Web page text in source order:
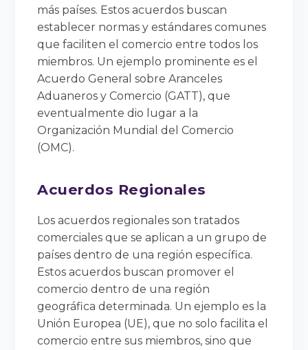
más países. Estos acuerdos buscan
establecer normas y estándares comunes
que faciliten el comercio entre todos los
miembros. Un ejemplo prominente es el
Acuerdo General sobre Aranceles
Aduaneros y Comercio (GATT), que
eventualmente dio lugar a la
Organización Mundial del Comercio
(OMC).
Acuerdos Regionales
Los acuerdos regionales son tratados
comerciales que se aplican a un grupo de
países dentro de una región específica.
Estos acuerdos buscan promover el
comercio dentro de una región
geográfica determinada. Un ejemplo es la
Unión Europea (UE), que no solo facilita el
comercio entre sus miembros, sino que